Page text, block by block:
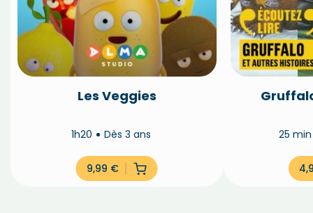
Les Veggies
1h20 Dès 3 ans
9,99 €
25